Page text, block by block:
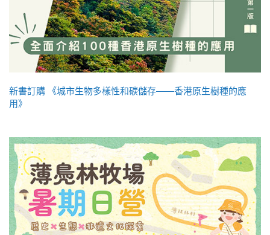
新書訂購 《城市生物多樣性和碳儲存——香港原生樹種的應
用》